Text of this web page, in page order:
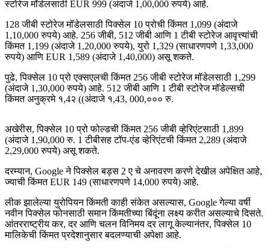
स्टोरेज मॉडेलसाठी EUR 999 (अंदाजे 1,00,000 रुपये) आहे.
128 जीबी स्टोरेज मॉडेलसाठी पिक्सेल 10 प्रोची किंमत 1,099 (अंदाजे
1,10,000 रुपये) आहे. 256 जीबी, 512 जीबी आणि 1 टीबी स्टोरेज आवृत्त्यांची
किंमत 1,199 (अंदाजे 1,20,000 रुपये), युरो 1,329 (साधारणपणे 1,33,000
रुपये) आणि EUR 1,589 (अंदाजे 1,40,000) असू शकते.
पुढे, पिक्सेल 10 प्रो एक्सएलची किंमत 256 जीबी स्टोरेज मॉडेलसाठी 1,299
(अंदाजे 1,30,000 रुपये) आहे. 512 जीबी आणि 1 टीबी स्टोरेज मॉडेल्सची
किंमत अनुक्रमे १,4२ ((अंदाजे १,43, 000,००० रु.
अखेरीस, पिक्सेल 10 प्रो फोल्डची किंमत 256 जीबी व्हेरिएंटसाठी 1,899
(अंदाजे 1,90,000 रु. 1 टीबीसह टॉप-एंड व्हेरिएंटची किंमत 2,289 (अंदाजे
2,29,000 रुपये) असू शकते.
दरम्यान, Google ने पिक्सेल बड्स 2 ए चे अनावरण करणे देखील अपेक्षित आहे,
ज्याची किंमत EUR 149 (साधारणपणे 14,000 रुपये) आहे.
लीक झालेल्या युरोपियन किंमती काही संकेत असल्यास, Google गेल्या वर्षी
नवीन पिक्सेल फोनसाठी समान किंमतीच्या बिंदूंना लक्ष्य करीत असल्याचे दिसते.
आंतरराष्ट्रीय कर, दर आणि चलन विनिमय दर लागू केल्यानंतर, पिक्सेल 10
मालिकेची किंमत प्रदेशानुसार बदलण्याची अपेक्षा आहे.